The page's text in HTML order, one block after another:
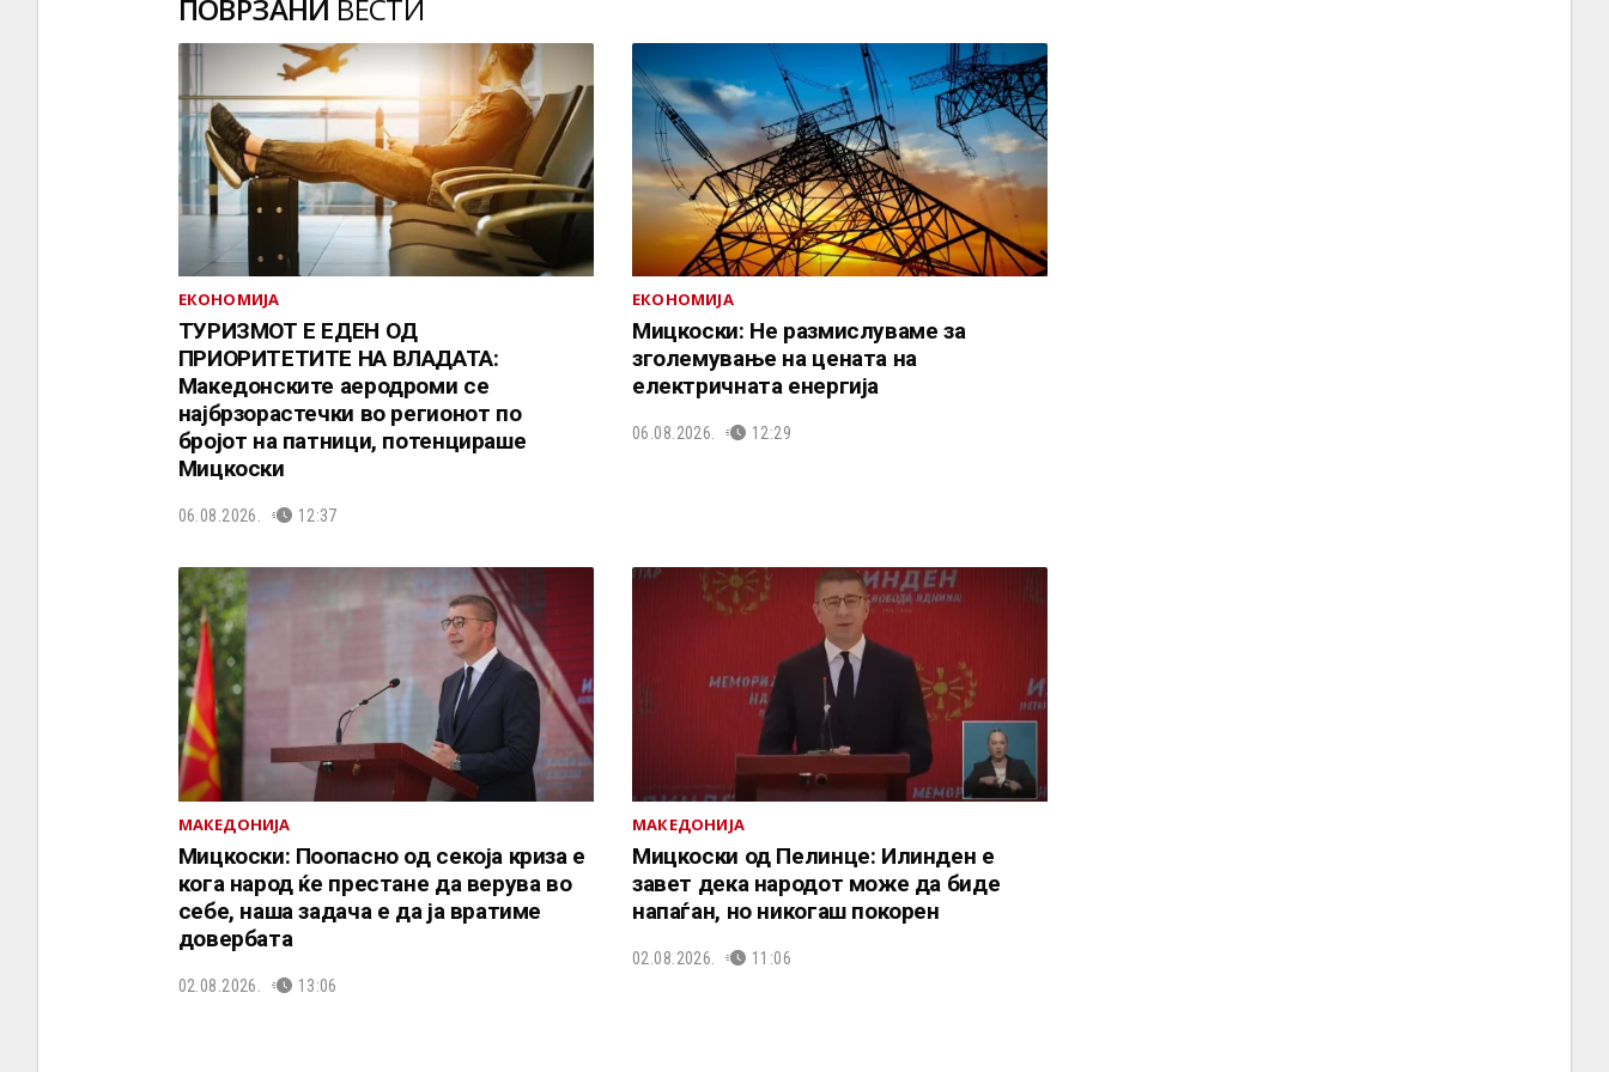
ПОВРЗАНИ ВЕСТИ
ЕКОНОМИЈА
ТУРИЗМОТ Е ЕДЕН ОД
ПРИОРИТЕТИТЕ НА ВЛАДАТА:
Македонските аеродроми се
најбрзорастечки во регионот по
бројот на патници, потенцираше
Мицкоски
06.08.2026. 12:37
ЕКОНОМИЈА
Мицкоски: Не размислуваме за
зголемување на цената на
електричната енергија
06.08.2026. 12:29
МАКЕДОНИЈА
Мицкоски: Поопасно од секоја криза е
кога народ ќе престане да верува во
себе, наша задача е да ја вратиме
довербата
02.08.2026. 13:06
МАКЕДОНИЈА
Мицкоски од Пелинце: Илинден е
завет дека народот може да биде
напаѓан, но никогаш покорен
02.08.2026. 11:06